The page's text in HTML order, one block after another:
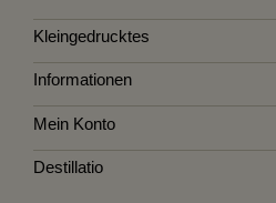
Kleingedrucktes
Informationen
Mein Konto
Destillatio